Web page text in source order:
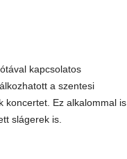
kapcsolatos
a szentesi
koncertet. Ez alkalommal is
slágerek is.